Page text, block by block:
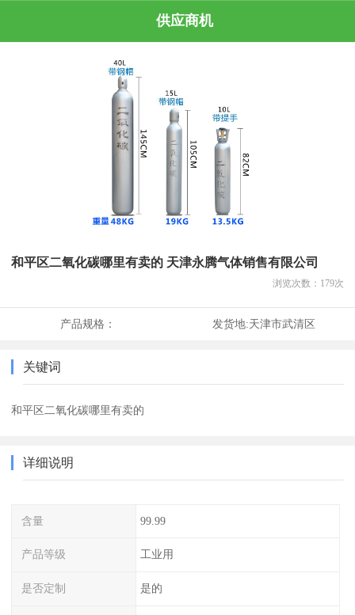
供应商机
和平区二氧化碳哪里有卖的 天津永腾气体销售有限公司
浏览次数： 179次
产品规格： 发货地:天津市武清区
关键词
和平区二氧化碳哪里有卖的
详细说明
含量 99.99
产品等级 工业用
是否定制 是的